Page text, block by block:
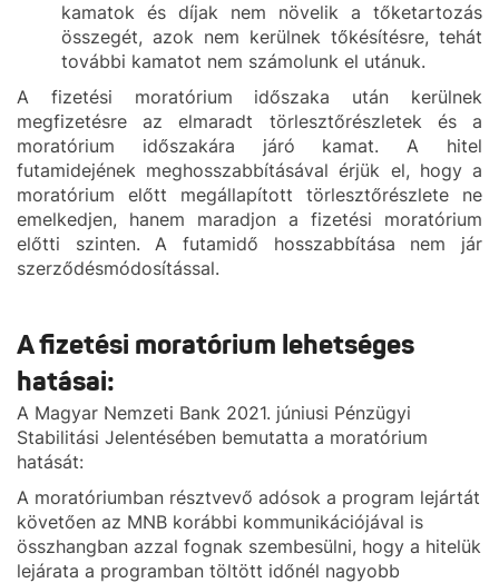
kamatok és díjak nem növelik a tőketartozás
összegét, azok nem kerülnek tőkésítésre, tehát
további kamatot nem számolunk el utánuk.
A fizetési moratórium időszaka után kerülnek
megfizetésre az elmaradt törlesztőrészletek és a
moratórium időszakára járó kamat. A hitel
futamidejének meghosszabbításával érjük el, hogy a
moratórium előtt megállapított törlesztőrészlete ne
emelkedjen, hanem maradjon a fizetési moratórium
előtti szinten. A futamidő hosszabbítása nem jár
szerződésmódosítással.
A fizetési moratórium lehetséges
hatásai:
A Magyar Nemzeti Bank 2021. júniusi Pénzügyi
Stabilitási Jelentésében bemutatta a moratórium
hatását:
A moratóriumban résztvevő adósok a program lejártát
követően az MNB korábbi kommunikációjával is
összhangban azzal fognak szembesülni, hogy a hitelük
lejárata a programban töltött időnél nagyobb